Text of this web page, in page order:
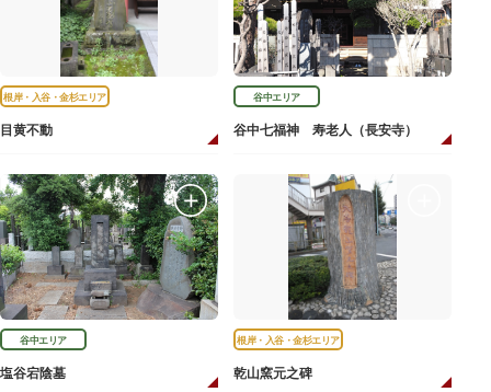
根岸・入谷・金杉エリア
目黄不動
谷中エリア
谷中七福神 寿老人（長安寺）
谷中エリア
塩谷宕陰墓
根岸・入谷・金杉エリア
乾山窯元之碑